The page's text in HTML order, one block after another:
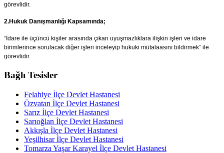
görevlidir.
2.Hukuk Danışmanlığı Kapsamında;
“İdare ile üçüncü kişiler arasında çıkan uyuşmazlıklara ilişkin işleri ve idare
birimlerince sorulacak diğer işleri inceleyip hukuki mütalaasını bildirmek” ile
görevlidir.
Bağlı Tesisler
Felahiye İlçe Devlet Hastanesi
Özvatan İlçe Devlet Hastanesi
Sarız İlçe Devlet Hastanesi
Sarıoğlan İlçe Devlet Hastanesi
Akkışla İlçe Devlet Hastanesi
Yeşilhisar İlçe Devlet Hastanesi
Tomarza Yaşar Karayel İlçe Devlet Hastanesi